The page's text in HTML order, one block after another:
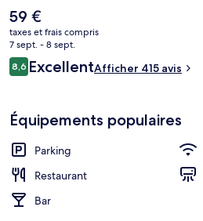
attentionné.
Le
prix
actuel
est
de
59 €
taxes et frais compris
7 sept. - 8 sept.
Avis
voyageurs
8,68,6 sur 10
ExcellentAfficher 415 avis
Équipements populaires
Parking
Restaurant
Bar